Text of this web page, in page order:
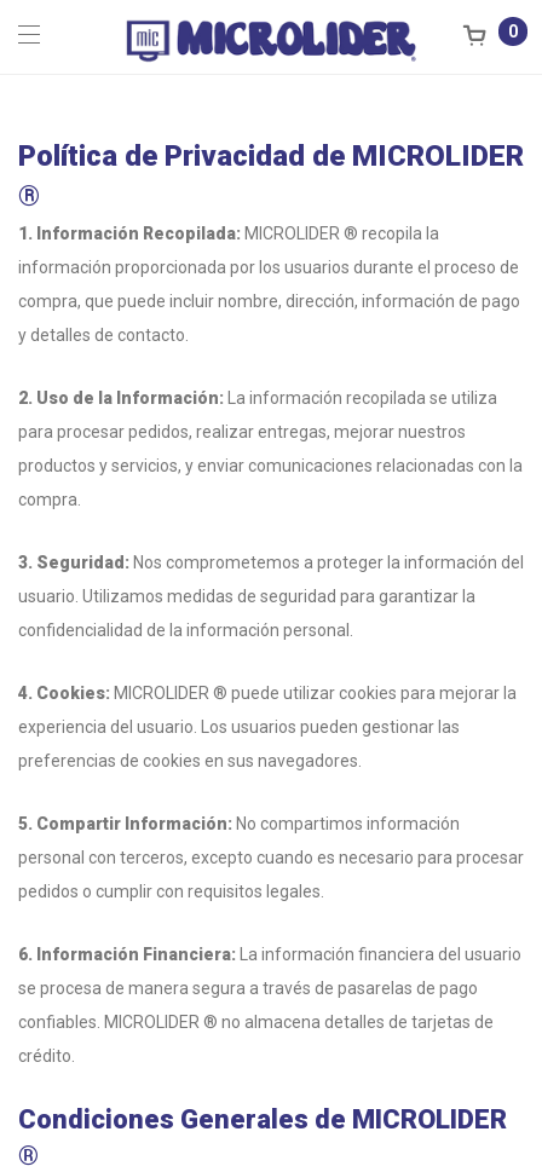
0
Política de Privacidad de MICROLIDER
®
1. Información Recopilada: MICROLIDER ® recopila la
información proporcionada por los usuarios durante el proceso de
compra, que puede incluir nombre, dirección, información de pago
y detalles de contacto.
2. Uso de la Información: La información recopilada se utiliza
para procesar pedidos, realizar entregas, mejorar nuestros
productos y servicios, y enviar comunicaciones relacionadas con la
compra.
3. Seguridad: Nos comprometemos a proteger la información del
usuario. Utilizamos medidas de seguridad para garantizar la
confidencialidad de la información personal.
4. Cookies: MICROLIDER ® puede utilizar cookies para mejorar la
experiencia del usuario. Los usuarios pueden gestionar las
preferencias de cookies en sus navegadores.
5. Compartir Información: No compartimos información
personal con terceros, excepto cuando es necesario para procesar
pedidos o cumplir con requisitos legales.
6. Información Financiera: La información financiera del usuario
se procesa de manera segura a través de pasarelas de pago
confiables. MICROLIDER ® no almacena detalles de tarjetas de
crédito.
Condiciones Generales de MICROLIDER
®